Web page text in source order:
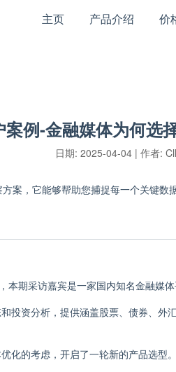
主页 产品介绍 价
案例-金融媒体为何
日期: 2025-04-04 | 作者:
案，它能够帮助您捕捉每一个关键
本期采访嘉宾是一家国内知名金融媒
投资分析，提供涵盖股票、债券、
化的考虑，开启了一轮新的产品选型